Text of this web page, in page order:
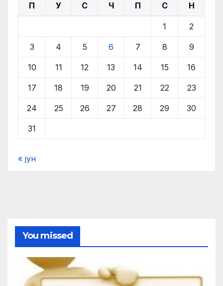
П У С Ч П С Н
1 2
3 4 5 6 7 8 9
10 11 12 13 14 15 16
17 18 19 20 21 22 23
24 25 26 27 28 29 30
31
« јун
You missed